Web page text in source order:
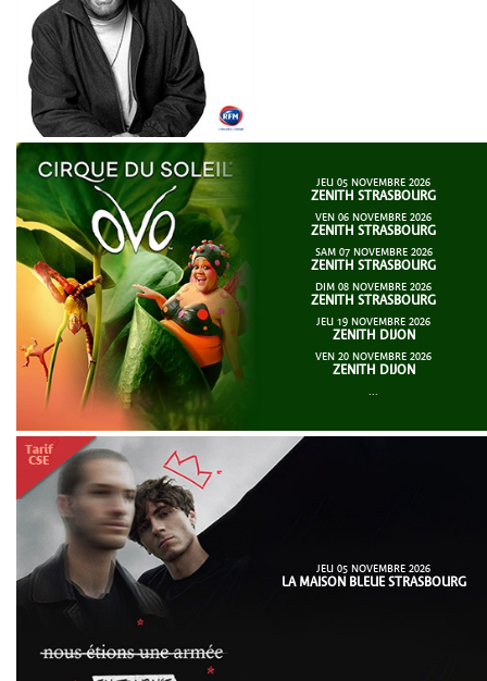
JEU 05 NOVEMBRE 2026
ZENITH STRASBOURG
VEN 06 NOVEMBRE 2026
ZENITH STRASBOURG
SAM 07 NOVEMBRE 2026
ZENITH STRASBOURG
DIM 08 NOVEMBRE 2026
ZENITH STRASBOURG
JEU 19 NOVEMBRE 2026
ZENITH DIJON
VEN 20 NOVEMBRE 2026
ZENITH DIJON
JEU 05 NOVEMBRE 2026
LA MAISON BLEUE STRASBOURG